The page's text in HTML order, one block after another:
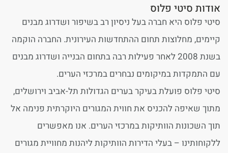
אודות סיטי פלוס
סיטי פלוס היא חברה בעל ניסיון רב בשיפור ושדרוג מבנים
קיימים, מחלוצות תחום ההתחדשות העירונית. החברה הוקמה
בשנת 2008 לאחר פעילות רבה בתחום הבנייה ושדרוג מבנים
עם התמקדות במיקומים נבחרים במרכזי הערים.
סיטי פלוס פועלת בעיקר בערים הגדולות תל-אביב וירושלים,
מתוך שאיפה להכניס את חווית המגורים היוקרתית פנימה אל
תוך השכונות הוותיקות במרכזי הערים. אנו מאפשרים
ללקוחותינו – בעלי הדירות הוותיקות ליהנות מחוויית מגורים